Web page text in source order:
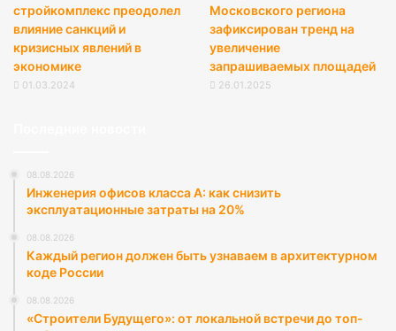
стройкомплекс преодолел
влияние санкций и
кризисных явлений в
экономике
01.03.2024
Московского региона
зафиксирован тренд на
увеличение
запрашиваемых площадей
26.01.2025
08.08.2026
Инженерия офисов класса А: как снизить
эксплуатационные затраты на 20%
08.08.2026
Каждый регион должен быть узнаваем в архитектурном
коде России
08.08.2026
«Строители Будущего»: от локальной встречи до топ-